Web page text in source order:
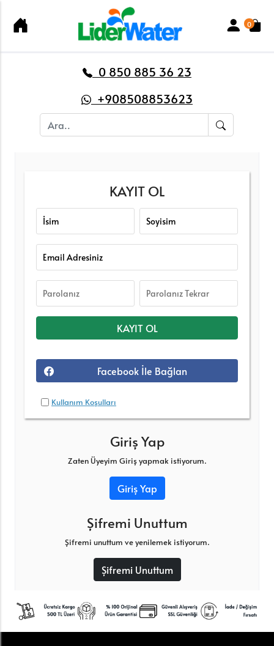
0
0 850 885 36 23
+908508853623
Giriş Yap
Zaten Üyeyim Giriş yapmak istiyorum.
Giriş Yap
Şifremi Unuttum
Şifremi unuttum ve yenilemek istiyorum.
Şifremi Unuttum
KAYIT OL
Facebook İle Bağlan
Kullanım Koşulları